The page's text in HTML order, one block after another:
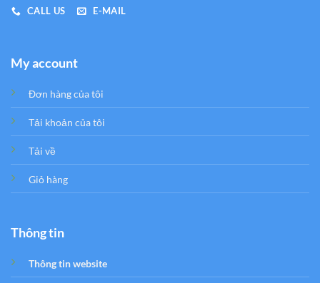
CALL US E-MAIL
My account
Đơn hàng của tôi
Tải khoản của tôi
Tải về
Giỏ hàng
Thông tin
Thông tin website